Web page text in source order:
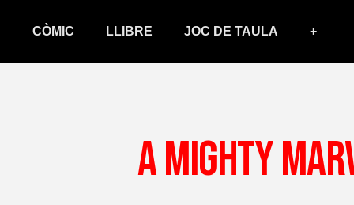
CÒMIC LLIBRE JOC DE TAULA +
A Mighty